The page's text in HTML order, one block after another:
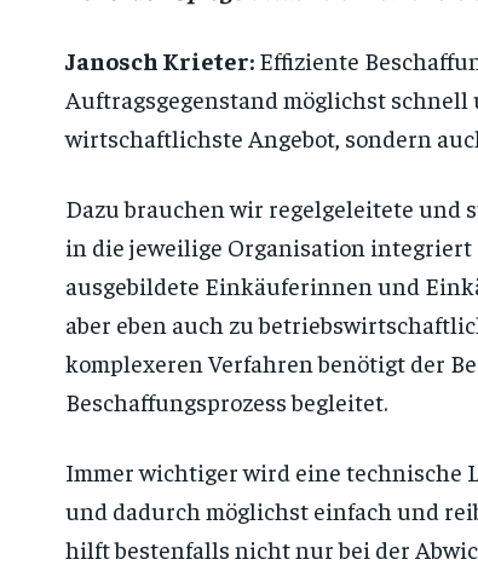
Janosch Krieter:Effiziente
Auftragsgegenstand möglichst schnell
wirtschaftlichste Angebot, sondern
Dazu brauchen wir regelgeleitete und
in die jeweilige Organisation
ausgebildete Einkäuferinnen und
aber eben auch zu
komplexeren Verfahren benötigt der
Beschaffungsprozess begleitet.
Immer wichtiger wird eine technische
und dadurch möglichst einfach und
hilft bestenfalls nicht nur bei der